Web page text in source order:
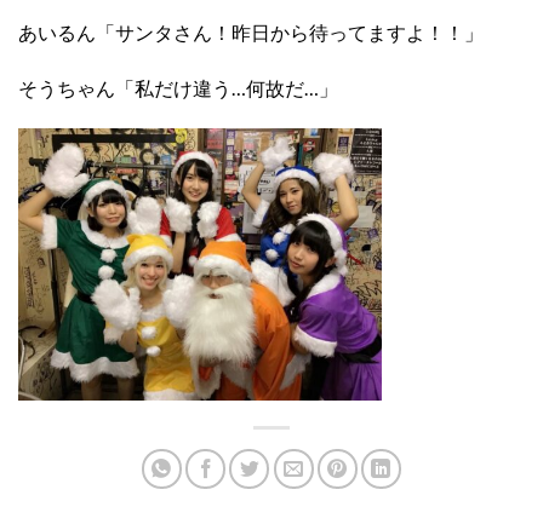
あいるん「サンタさん！昨日から待ってますよ！！」
そうちゃん「私だけ違う…何故だ…」